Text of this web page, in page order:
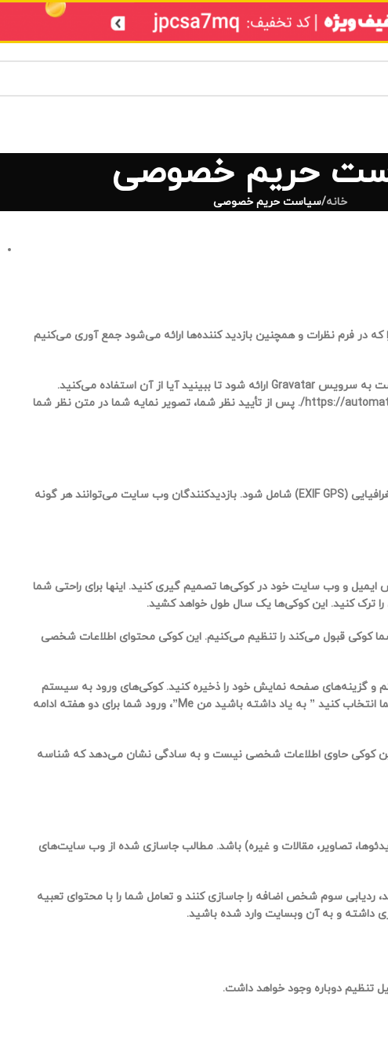
حریم خصوصی
خانه/سیاست حریم خصوصی
که در فرم نظرات و همچنین بازدید کننده‌ها ارائه می‌شود جمع آوری می‌کنیم
یک رشته ناشناس ایجاد شده از آدرس ایمیل شما (همچنین هش نامیده می‌شود) ممکن است به سرویس Gravatar ارائه شود تا ببینید آیا از آن استفاده می‌کنید.
سیاست حفظ حریم خصوصی خدمات Gravatar در اینجا در دسترس است: https://automattic.com/privacy/. پس از تأیید نظر شما، تصویر نمایه شما در متن نظر شما
اگر تصاویر را به وبسایت آپلود کنید، نباید آپلود تصاویر با داده‌های مکان جغرافیایی (EXIF GPS) شامل شود. بازدیدکنندگان وب سایت می‌توانند هر گونه
ایمیل و وب سایت خود در کوکی‌ها تصمیم گیری کنید. اینها برای راحتی شما
را ترک کنید. این کوکی‌ها یک سال طول خواهد کشید.
کوکی قبول می‌کند را تنظیم می‌کنیم. این کوکی محتوای اطلاعات شخصی
و گزینه‌های صفحه نمایش خود را ذخیره کنید. کوکی‌های ورود به سیستم
برای دو روز گذشته و کوکی‌های گزینه‌های صفحه نمایش برای یک سال گذشته است. اگر شما انتخاب کنید ” به یاد داشته باشید من Me”، ورود شما برای دو هفته ادامه
این کوکی حاوی اطلاعات شخصی نیست و به سادگی نشان می‌دهد که شناسه
تصاویر، مقالات و غیره) باشد. مطالب جاسازی شده از وب سایت‌های
ردیابی سوم شخص اضافه را جاسازی کنند و تعامل شما را با محتوای تعبیه
داشته و به آن وبسایت وارد شده باشید.